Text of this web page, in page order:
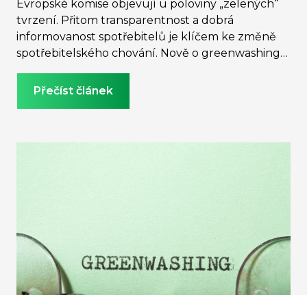
Evropské komise objevují u poloviny „zelených“
tvrzení. Přitom transparentnost a dobrá
informovanost spotřebitelů je klíčem ke změně
spotřebitelského chování. Nově o greenwashingu,
tvrzení hovoří i evropské zákony. Firmám, které se
Přečíst článek